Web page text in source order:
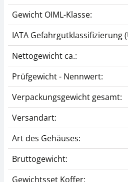
Gewicht OIML-Klasse:
IATA Gefahrgutklassifizierung
Nettogewicht ca.:
Prüfgewicht - Nennwert:
Verpackungsgewicht gesamt:
Versandart:
Art des Gehäuses:
Bruttogewicht:
Gewichtsset Koffer: